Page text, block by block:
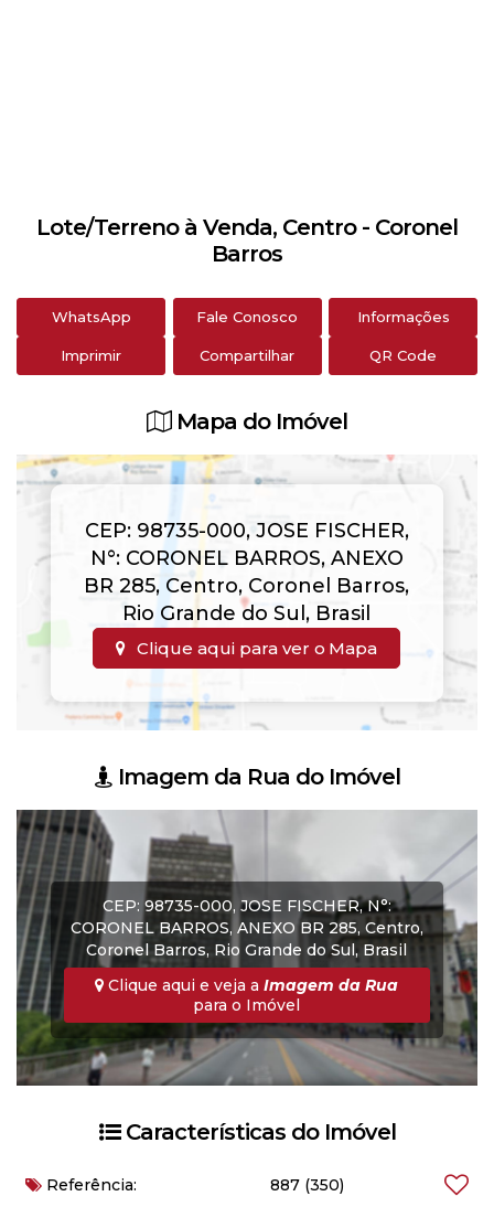
Lote/Terreno à Venda, Centro - Coronel
Barros
WhatsApp Fale Conosco Informações
Imprimir Compartilhar QR Code
Mapa do Imóvel
CEP: 98735-000, JOSE FISCHER,
N°:CORONEL BARROS, ANEXO
BR 285, Centro, Coronel Barros,
Rio Grande do Sul, Brasil
Clique aqui para ver o Mapa
Imagem da Rua do Imóvel
CEP: 98735-000, JOSE FISCHER,N°:
CORONEL BARROS, ANEXO BR 285, Centro,
Coronel Barros, Rio Grande do Sul, Brasil
Clique aqui e veja aImagem da Rua
para o Imóvel
Características do Imóvel
Referência: 887 (350)